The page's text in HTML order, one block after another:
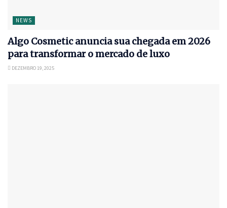
NEWS
Algo Cosmetic anuncia sua chegada em 2026
para transformar o mercado de luxo
DEZEMBRO 19, 2025